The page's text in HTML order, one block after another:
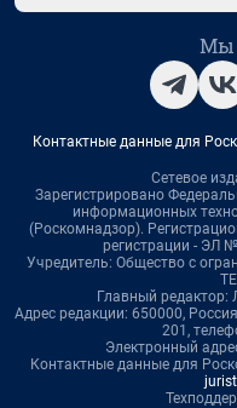
Мы
Контактные данные для
Сетевое
Зарегистрировано
информационных
(Роскомнадзор).
регистрации - ЭЛ
Учредитель: Общество с
Главный редактор:
Адрес редакции: 650000,
201,
Электронный
Контактные данные для